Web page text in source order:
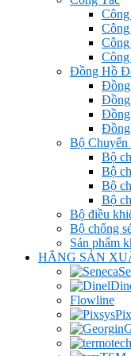
Đồng Hồ
Đồng
Đồng
Đồng
Bộ
Bộ
Bộ
Bộ
Bộ
Bộ điều
Bộ chống
Sản phẩm
HÃNG SẢN
Flowline